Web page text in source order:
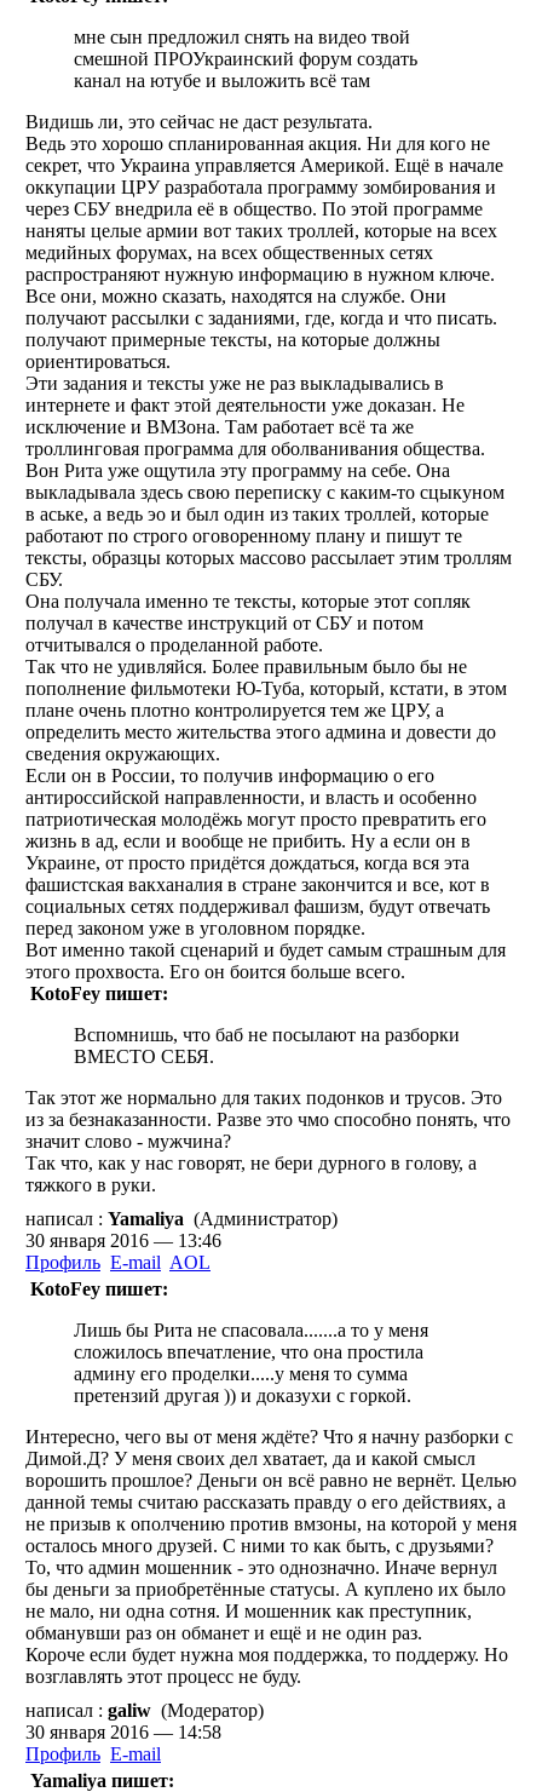
мне сын предложил снять на видео твой
смешной ПРОУкраинский форум создать
канал на ютубе и выложить всё там
Видишь ли, это сейчас не даст результата.
Ведь это хорошо спланированная акция. Ни для кого не
секрет, что Украина управляется Америкой. Ещё в начале
оккупации ЦРУ разработала программу зомбирования и
через СБУ внедрила её в общество. По этой программе
наняты целые армии вот таких троллей, которые на всех
медийных форумах, на всех общественных сетях
распространяют нужную информацию в нужном ключе.
Все они, можно сказать, находятся на службе. Они
получают рассылки с заданиями, где, когда и что писать.
получают примерные тексты, на которые должны
ориентироваться.
Эти задания и тексты уже не раз выкладывались в
интернете и факт этой деятельности уже доказан. Не
исключение и ВМЗона. Там работает всё та же
троллинговая программа для оболванивания общества.
Вон Рита уже ощутила эту программу на себе. Она
выкладывала здесь свою переписку с каким-то сцыкуном
в аське, а ведь эо и был один из таких троллей, которые
работают по строго оговоренному плану и пишут те
тексты, образцы которых массово рассылает этим троллям
СБУ.
Она получала именно те тексты, которые этот сопляк
получал в качестве инструкций от СБУ и потом
отчитывался о проделанной работе.
Так что не удивляйся. Более правильным было бы не
пополнение фильмотеки Ю-Туба, который, кстати, в этом
плане очень плотно контролируется тем же ЦРУ, а
определить место жительства этого админа и довести до
сведения окружающих.
Если он в России, то получив информацию о его
антироссийской направленности, и власть и особенно
патриотическая молодёжь могут просто превратить его
жизнь в ад, если и вообще не прибить. Ну а если он в
Украине, от просто придётся дождаться, когда вся эта
фашистская вакханалия в стране закончится и все, кот в
социальных сетях поддерживал фашизм, будут отвечать
перед законом уже в уголовном порядке.
Вот именно такой сценарий и будет самым страшным для
этого прохвоста. Его он боится больше всего.
KotoFey пишет:
Вспомнишь, что баб не посылают на разборки
ВМЕСТО СЕБЯ.
Так этот же нормально для таких подонков и трусов. Это
из за безнаказанности. Разве это чмо способно понять, что
значит слово - мужчина?
Так что, как у нас говорят, не бери дурного в голову, а
тяжкого в руки.
написал : Yamaliya (Администратор)
30 января 2016 — 13:46
Профиль E-mail AOL
KotoFey пишет:
Лишь бы Рита не спасовала.......а то у меня
сложилось впечатление, что она простила
админу его проделки.....у меня то сумма
претензий другая )) и доказухи с горкой.
Интересно, чего вы от меня ждёте? Что я начну разборки с
Димой.Д? У меня своих дел хватает, да и какой смысл
ворошить прошлое? Деньги он всё равно не вернёт. Целью
данной темы считаю рассказать правду о его действиях, а
не призыв к ополчению против вмзоны, на которой у меня
осталось много друзей. С ними то как быть, с друзьями?
То, что админ мошенник - это однозначно. Иначе вернул
бы деньги за приобретённые статусы. А куплено их было
не мало, ни одна сотня. И мошенник как преступник,
обманувши раз он обманет и ещё и не один раз.
Короче если будет нужна моя поддержка, то поддержу. Но
возглавлять этот процесс не буду.
написал : galiw (Модератор)
30 января 2016 — 14:58
Профиль E-mail
Yamaliya пишет: